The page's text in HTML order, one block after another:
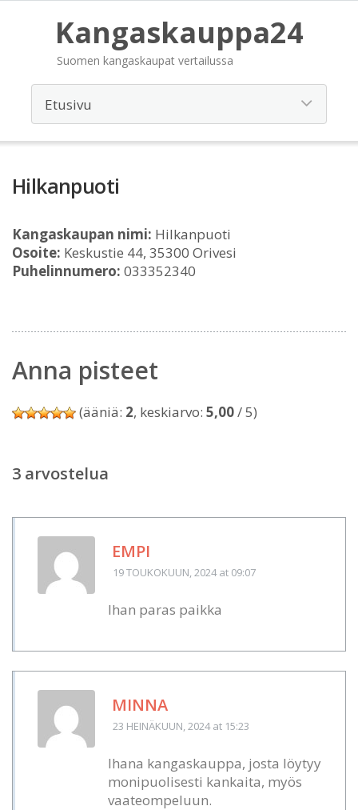
Kangaskauppa24
Suomen kangaskaupat vertailussa
Hilkanpuoti
Kangaskaupan nimi: Hilkanpuoti
Osoite: Keskustie 44, 35300 Orivesi
Puhelinnumero: 033352340
Anna pisteet
(ääniä: 2, keskiarvo: 5,00/ 5)
3 arvostelua
EMPI
19 TOUKOKUUN, 2024at 09:07
Ihan paras paikka
MINNA
23 HEINÄKUUN, 2024at 15:23
Ihana kangaskauppa, josta löytyy
monipuolisesti kankaita, myös
vaateompeluun.